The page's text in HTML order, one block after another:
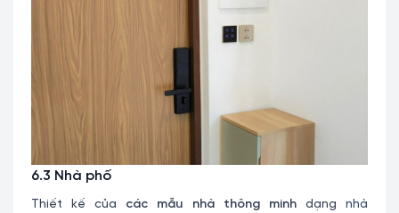
6.3 Nhà phố
Thiết kế của các mẫu nhà thông minhdạngnhà